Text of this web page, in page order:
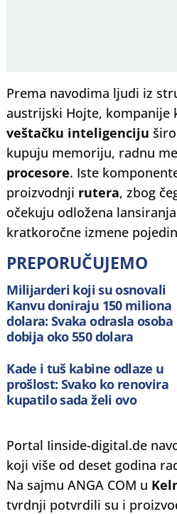
Prema navodima ljudi iz
austrijski Hojte, kompanije
veštačku inteligenciju
kupuju memoriju, radnu
procesore. Iste
proizvodnji rutera, zbog
očekuju odložena
kratkoročne izmene
PREPORUČUJEMO
Milijarderi koji su osnovali
Kanvu doniraju 150 miliona
dolara: Svaka odrasla osoba
dobija oko 550 dolara
Kade i tuš kabine odlaze u
prošlost: Svako ko renovira
kupatilo sada želi ovo
Portal Iinside-digital.de
koji više od deset godina
Na sajmu ANGA COM u
tvrdnji potvrdili su i